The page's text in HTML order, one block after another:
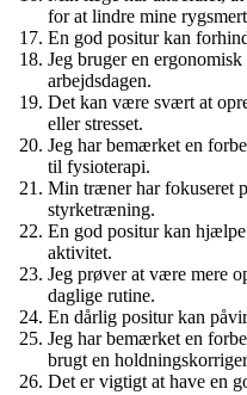
for at lindre mine
En god positur kan
Jeg bruger en
arbejdsdagen.
Det kan være svært at
eller stresset.
Jeg har bemærket en
til fysioterapi.
Min træner har fokuseret
styrketræning.
En god positur kan
aktivitet.
Jeg prøver at være mere
daglige rutine.
En dårlig positur kan
Jeg har bemærket en
brugt en
Det er vigtigt at have en